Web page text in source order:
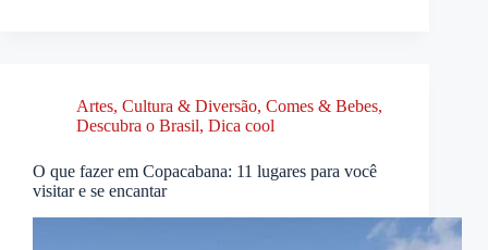
Artes, Cultura & Diversão, Comes & Bebes,
Descubra o Brasil, Dica cool
O que fazer em Copacabana: 11 lugares para você
visitar e se encantar